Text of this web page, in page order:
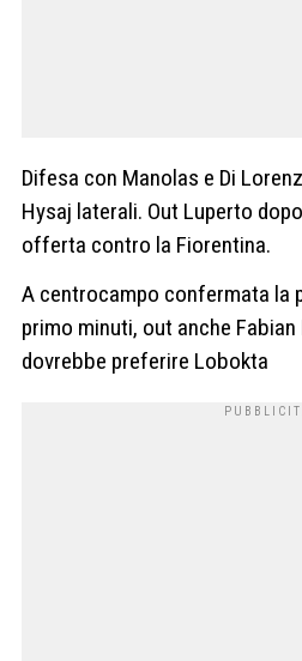
Difesa con Manolas e Di
Hysaj laterali. Out Luperto
offerta contro la Fiorentina.
A centrocampo confermata la
primo minuti, out anche
dovrebbe preferire Lobokta